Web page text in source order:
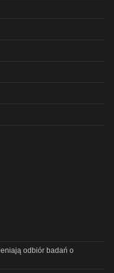
odbiór badań o